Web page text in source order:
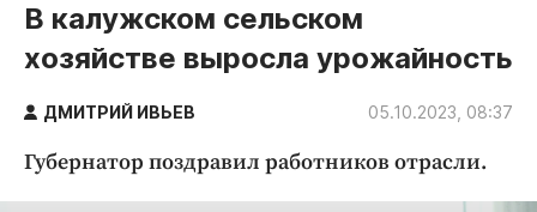
Новости компаний
Статьи
Народные новости
Благоустройство
В калужском сельском
хозяйстве выросла урожайность
ДМИТРИЙ ИВЬЕВ 05.10.2023, 08:37
Губернатор поздравил работников отрасли.